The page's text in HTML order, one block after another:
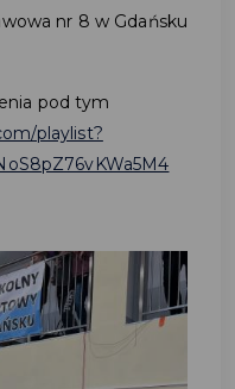
nr 8 w Gdańsku
pod tym
playlist?